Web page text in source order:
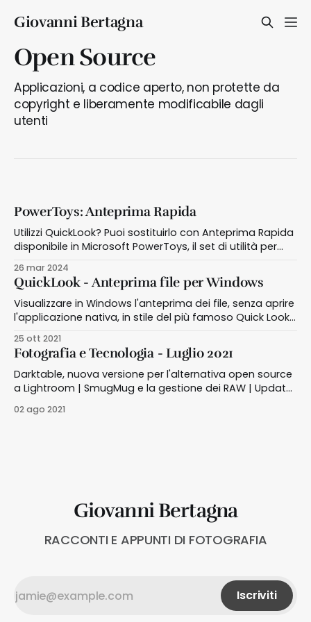
Giovanni Bertagna
Open Source
Applicazioni, a codice aperto, non protette da
copyright e liberamente modificabile dagli
utenti
PowerToys: Anteprima Rapida
Utilizzi QuickLook? Puoi sostituirlo con Anteprima Rapida
disponibile in Microsoft PowerToys, il set di utilità per
26 mar 2024
QuickLook - Anteprima file per Windows
Visualizzare in Windows l'anteprima dei file, senza aprire
l'applicazione nativa, in stile del più famoso Quick Look
25 ott 2021
Fotografia e Tecnologia - Luglio 2021
Darktable, nuova versione per l'alternativa open source
a Lightroom | SmugMug e la gestione dei RAW | Update
progetto Cineprospettive su Discorsi Fotografici
02 ago 2021
Giovanni Bertagna
RACCONTI E APPUNTI DI FOTOGRAFIA
Iscriviti